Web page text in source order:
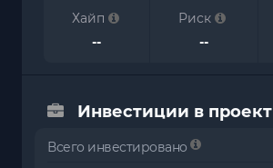
Хайп
--
Риск
--
Инвестиции в проект
Всего инвестировано